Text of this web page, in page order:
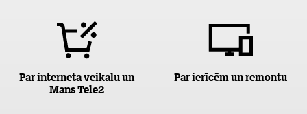
Par interneta veikalu un
Mans Tele2
Par ierīcēm un remontu